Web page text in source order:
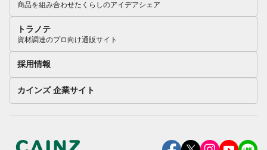
商品を組み合わせたくらしのアイデアシェア
トラノテ
資材調達のプロ向け通販サイト
採用情報
カインズ 企業サイト